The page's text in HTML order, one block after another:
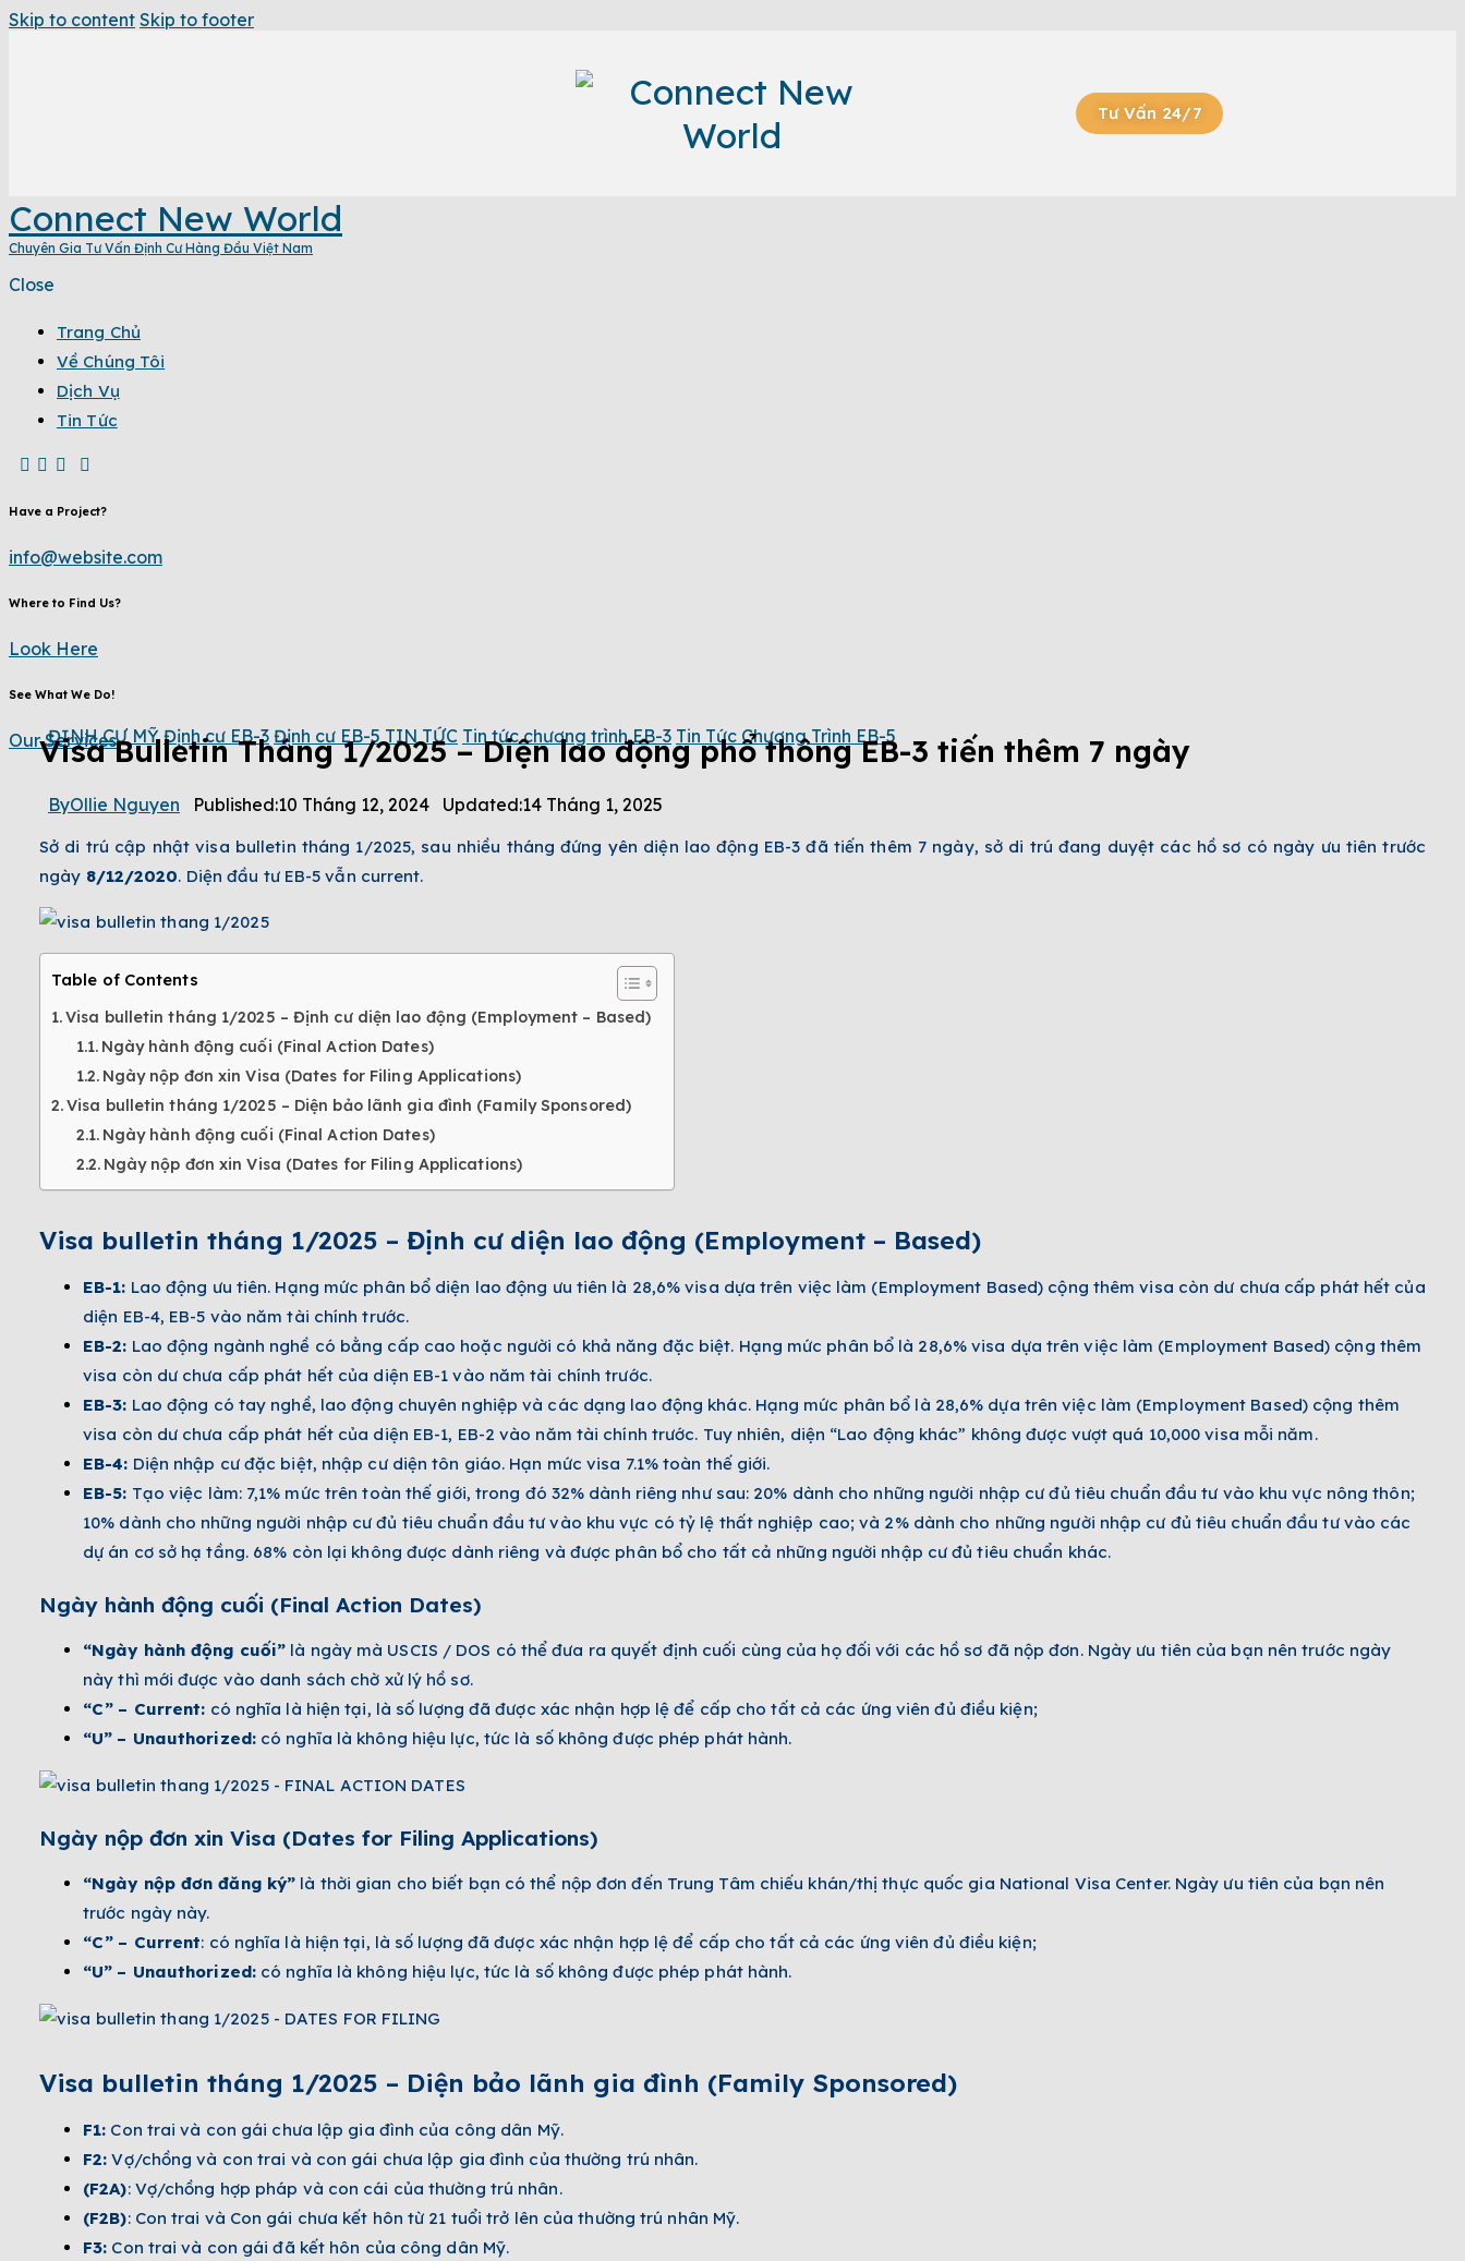
Skip to content Skip to footer
Tư Vấn 24/7
Connect New World
Chuyên Gia Tư Vấn Định Cư Hàng Đầu Việt Nam
Close
Trang Chủ
Về Chúng Tôi
Dịch Vụ
Tin Tức
Have a Project?
info@website.com
Where to Find Us?
Look Here
See What We Do!
Our Services
ĐỊNH CƯ MỸ Định cư EB-3 Định cư EB-5 TIN TỨC Tin tức chương trình EB-3 Tin Tức Chương Trình EB-5
Visa Bulletin Tháng 1/2025 – Diện lao động phổ thông EB-3 tiến thêm 7 ngày
ByOllie Nguyen Published:10 Tháng 12, 2024 Updated:14 Tháng 1, 2025
Sở di trú cập nhật visa bulletin tháng 1/2025, sau nhiều tháng đứng yên diện lao động EB-3 đã tiến thêm 7 ngày, sở di trú đang duyệt các hồ sơ có ngày ưu tiên trước
ngày 8/12/2020. Diện đầu tư EB-5 vẫn current.
Table of Contents
Visa bulletin tháng 1/2025 – Định cư diện lao động (Employment – Based)
Ngày hành động cuối (Final Action Dates)
Ngày nộp đơn xin Visa (Dates f­or Filing Applications)
Visa bulletin tháng 1/2025 – Diện bảo lãnh gia đình (Family Sponsored)­
Ngày hành động cuối (Final Action Dates)
Ngày nộp đơn xin Visa (Dates for Filing Applications)
Visa bulletin tháng 1/2025 – Định cư diện lao động (Employment – Based)
EB-1: Lao động ưu tiên. Hạng mức phân bổ diện lao động ưu tiên là 28,6% visa dựa trên việc làm (Employment Based) cộng thêm visa còn dư chưa cấp phát hết của
diện EB-4, EB-5 vào năm tài chính trước.
EB-2: Lao động ngành nghề có bằng cấp cao hoặc người có khả năng đặc biệt. Hạng mức phân bổ là 28,6% visa dựa trên việc làm (Employment Based) cộng thêm
visa còn dư chưa cấp phát hết của diện EB-1 vào năm tài chính trước.
EB-3: Lao động có tay nghề, lao động chuyên nghiệp và các dạng lao động khác. Hạng mức phân bổ là 28,6% dựa trên việc làm (Employment Based) cộng thêm
visa còn dư chưa cấp phát hết của diện EB-1, EB-2 vào năm tài chính trước. Tuy nhiên, diện “Lao động khác” không được vượt quá 10,000 visa mỗi năm.
EB-4: Diện nhập cư đặc biệt, nhập cư diện tôn giáo. Hạn mức visa 7.1% toàn thế giới.
EB-5: Tạo việc làm: 7,1% mức trên toàn thế giới, trong đó 32% dành riêng như sau: 20% dành cho những người nhập cư đủ tiêu chuẩn đầu tư vào khu vực nông thôn;
10% dành cho những người nhập cư đủ tiêu chuẩn đầu tư vào khu vực có tỷ lệ thất nghiệp cao; và 2% dành cho những người nhập cư đủ tiêu chuẩn đầu tư vào các
dự án cơ sở hạ tầng. 68% còn lại không được dành riêng và được phân bổ cho tất cả những người nhập cư đủ tiêu chuẩn khác.
Ngày hành động cuối (Final Action Dates)
“Ngày hành động cuối” là ngày mà USCIS / DOS có thể đưa ra quyết định cuối cùng của họ đối với các hồ sơ đã nộp đơn. Ngày ưu tiên của bạn nên trước ngày
này thì mới được vào danh sách chờ xử lý hồ sơ.
“C” – Current: có nghĩa là hiện tại, là số lượng đã được xác nhận hợp lệ để cấp cho tất cả các ứng viên đủ điều kiện;
“U” – Unauthorized:có nghĩa là không hiệu lực, tức là số không được phép phát hành.
Ngày nộp đơn xin Visa (Dates f­or Filing Applications)
“Ngày nộp đơn đăng ký” là thời gian cho biết bạn có thể nộp đơn đến Trung Tâm chiếu khán/thị thực quốc gia National Visa Center. Ngày ưu tiên của bạn nên
trước ngày này.
“C” – Current: có nghĩa là hiện tại, là số lượng đã được xác nhận hợp lệ để cấp cho tất cả các ứng viên đủ điều kiện;­
“U” – Unauthorized:có nghĩa là không hiệu lực, tức là số không được phép phát hành.
Visa bulletin tháng 1/2025 – Diện bảo lãnh gia đình (Family Sponsored)­
F1: Con trai và con gái chưa lập gia đình của công dân Mỹ.
F2: Vợ/chồng và con trai và con gái chưa lập gia đình của thường trú nhân.
(F2A): Vợ/chồng hợp pháp và con cái của thường trú nhân.
(F2B): Con trai và Con gái chưa kết hôn từ 21 tuổi trở lên của thường trú nhân Mỹ.
F3: Con trai và con gái đã kết hôn của công dân Mỹ.